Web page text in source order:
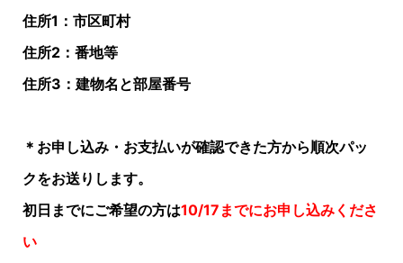
住所1：市区町村
住所2：番地等
住所3：建物名と部屋番号
＊お申し込み・お支払いが確認できた方から順次パッ
クをお送りします。
初日までにご希望の方は10/17までにお申し込みくださ
い